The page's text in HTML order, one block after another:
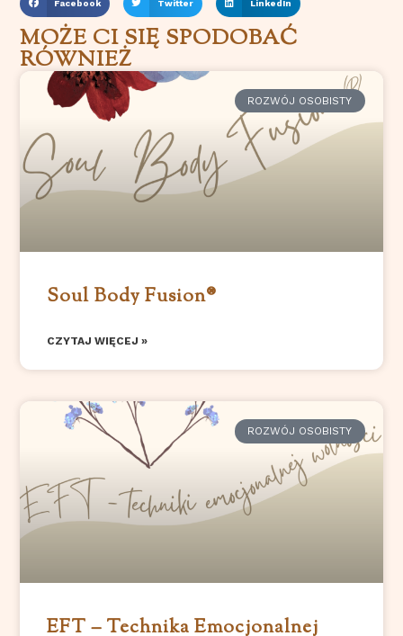
Facebook Twitter LinkedIn
MOŻE CI SIĘ SPODOBAĆ
RÓWNIEŻ
ROZWÓJ OSOBISTY
Soul Body Fusion®️
CZYTAJ WIĘCEJ »
ROZWÓJ OSOBISTY
EFT – Technika Emocjonalnej